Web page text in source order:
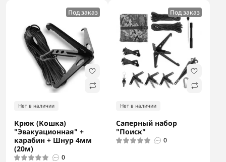
Под заказ
Нет в наличии
Крюк (Кошка)
"Эвакуационная" +
карабин + Шнур 4мм
(20м)
0
Под заказ
Нет в наличии
Саперный набор
"Поиск"
0